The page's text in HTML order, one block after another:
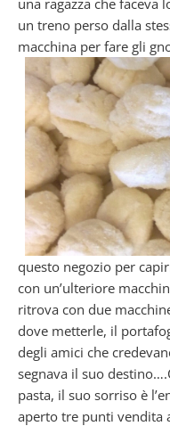
un treno perso dalla
macchina per fare gli
questo negozio per
con un’ulteriore
ritrova con due
dove metterle, il
degli amici che
segnava il suo
pasta, il suo sorriso è
aperto tre punti vendita